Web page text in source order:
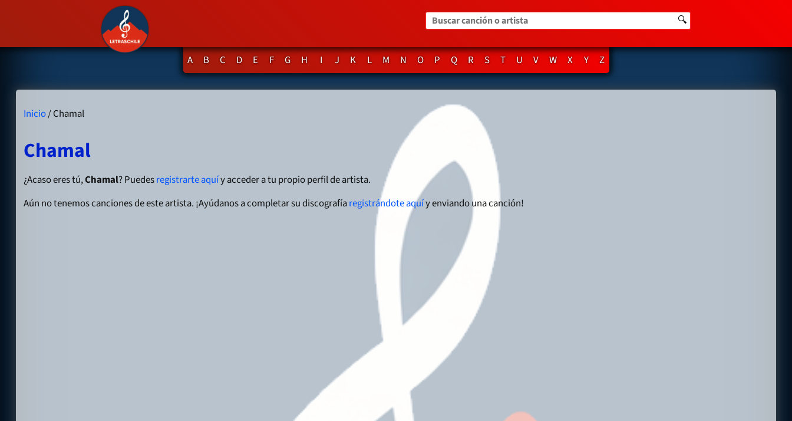
Buscar canción o artista 🔍
A B C D E F G H I J K L M N O P Q R S T U V W X Y Z
Inicio/ Chamal
Chamal
¿Acaso eres tú,Chamal? Puedesregistrarte aquíy acceder a tu propio perfil de artista.
Aún no tenemos canciones de este artista. ¡Ayúdanos a completar su discografíaregistrándote aquíy enviando una canción!